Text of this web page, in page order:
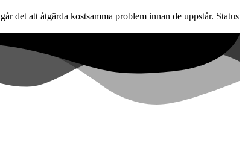
det att åtgärda kostsamma problem innan de uppstår. Status